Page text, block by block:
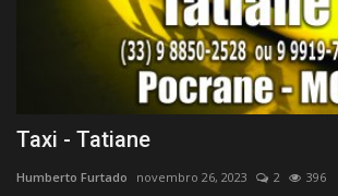
Taxi - Tatiane
Humberto Furtado novembro 26, 2023 2 396